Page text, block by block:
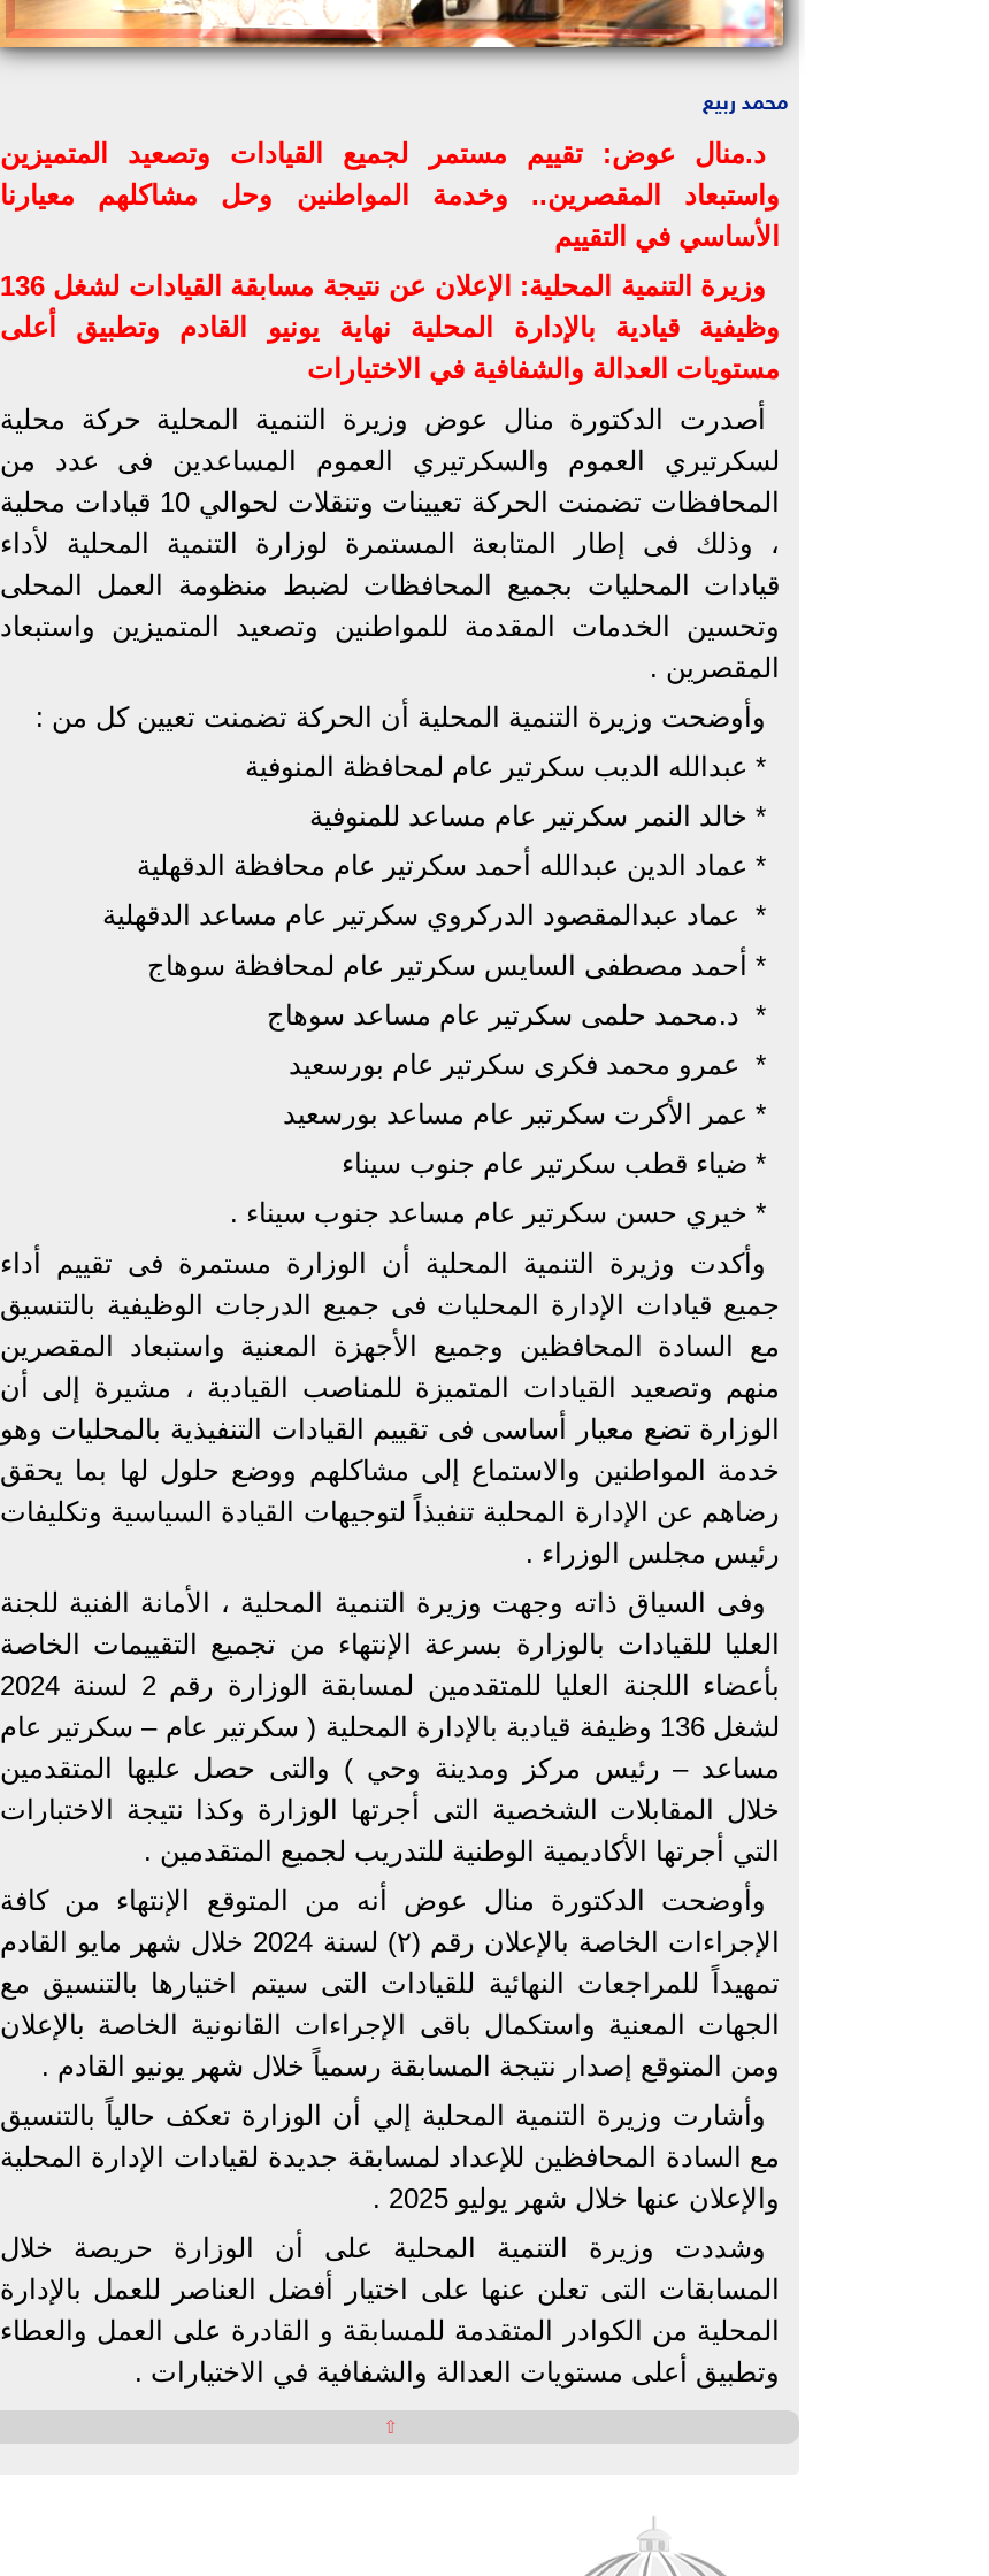
محمد ربيع
د.منال عوض: تقييم مستمر لجميع القيادات وتصعيد المتميزين
واستبعاد المقصرين.. وخدمة المواطنين وحل مشاكلهم معيارنا
الأساسي في التقييم
وزيرة التنمية المحلية: الإعلان عن نتيجة مسابقة القيادات لشغل 136
وظيفية قيادية بالإدارة المحلية نهاية يونيو القادم وتطبيق أعلى
مستويات العدالة والشفافية في الاختيارات
أصدرت الدكتورة منال عوض وزيرة التنمية المحلية حركة محلية
لسكرتيري العموم والسكرتيري العموم المساعدين فى عدد من
المحافظات تضمنت الحركة تعيينات وتنقلات لحوالي 10 قيادات محلية
، وذلك فى إطار المتابعة المستمرة لوزارة التنمية المحلية لأداء
قيادات المحليات بجميع المحافظات لضبط منظومة العمل المحلى
وتحسين الخدمات المقدمة للمواطنين وتصعيد المتميزين واستبعاد
المقصرين .
وأوضحت وزيرة التنمية المحلية أن الحركة تضمنت تعيين كل من :
* عبدالله الديب سكرتير عام لمحافظة المنوفية
* ⁠خالد النمر سكرتير عام مساعد للمنوفية
* ⁠عماد الدين عبدالله أحمد سكرتير عام محافظة الدقهلية
* ⁠ عماد عبدالمقصود الدركروي سكرتير عام مساعد الدقهلية
* ⁠أحمد مصطفى السايس سكرتير عام لمحافظة سوهاج
* ⁠ د.محمد حلمى سكرتير عام مساعد سوهاج
* ⁠ عمرو محمد فكرى سكرتير عام بورسعيد
* ⁠عمر الأكرت سكرتير عام مساعد بورسعيد
* ⁠ضياء قطب سكرتير عام جنوب سيناء
* ⁠خيري حسن سكرتير عام مساعد جنوب سيناء .
وأكدت وزيرة التنمية المحلية أن الوزارة مستمرة فى تقييم أداء
جميع قيادات الإدارة المحليات فى جميع الدرجات الوظيفية بالتنسيق
مع السادة المحافظين وجميع الأجهزة المعنية واستبعاد المقصرين
منهم وتصعيد القيادات المتميزة للمناصب القيادية ، مشيرة إلى أن
الوزارة تضع معيار أساسى فى تقييم القيادات التنفيذية بالمحليات وهو
خدمة المواطنين والاستماع إلى مشاكلهم ووضع حلول لها بما يحقق
رضاهم عن الإدارة المحلية تنفيذاً لتوجيهات القيادة السياسية وتكليفات
رئيس مجلس الوزراء .
وفى السياق ذاته وجهت وزيرة التنمية المحلية ، الأمانة الفنية للجنة
العليا للقيادات بالوزارة بسرعة الإنتهاء من تجميع التقييمات الخاصة
بأعضاء اللجنة العليا للمتقدمين لمسابقة الوزارة رقم 2 لسنة 2024
لشغل 136 وظيفة قيادية بالإدارة المحلية ( سكرتير عام – سكرتير عام
مساعد – رئيس مركز ومدينة وحي ) والتى حصل عليها المتقدمين
خلال المقابلات الشخصية التى أجرتها الوزارة وكذا نتيجة الاختبارات
التي أجرتها الأكاديمية الوطنية للتدريب لجميع المتقدمين .
وأوضحت الدكتورة منال عوض أنه من المتوقع الإنتهاء من كافة
الإجراءات الخاصة بالإعلان رقم (٢) لسنة 2024 خلال شهر مايو القادم
تمهيداً للمراجعات النهائية للقيادات التى سيتم اختيارها بالتنسيق مع
الجهات المعنية واستكمال باقى الإجراءات القانونية الخاصة بالإعلان
ومن المتوقع إصدار نتيجة المسابقة رسمياً خلال شهر يونيو القادم .
وأشارت وزيرة التنمية المحلية إلي أن الوزارة تعكف حالياً بالتنسيق
مع السادة المحافظين للإعداد لمسابقة جديدة لقيادات الإدارة المحلية
والإعلان عنها خلال شهر يوليو 2025 .
وشددت وزيرة التنمية المحلية على أن الوزارة حريصة خلال
المسابقات التى تعلن عنها على اختيار أفضل العناصر للعمل بالإدارة
المحلية من الكوادر المتقدمة للمسابقة و القادرة على العمل والعطاء
وتطبيق أعلى مستويات العدالة والشفافية في الاختيارات .
⇧